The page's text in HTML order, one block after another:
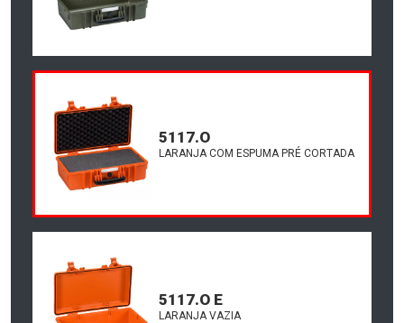
5117.O
LARANJA COM ESPUMA PRÉ CORTADA
5117.O E
LARANJA VAZIA